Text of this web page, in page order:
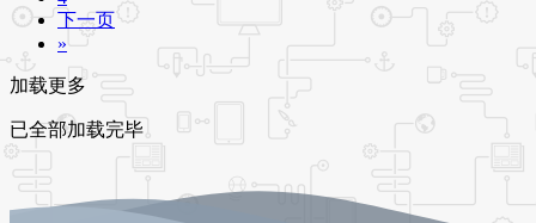
下一页
»
加载更多
已全部加载完毕